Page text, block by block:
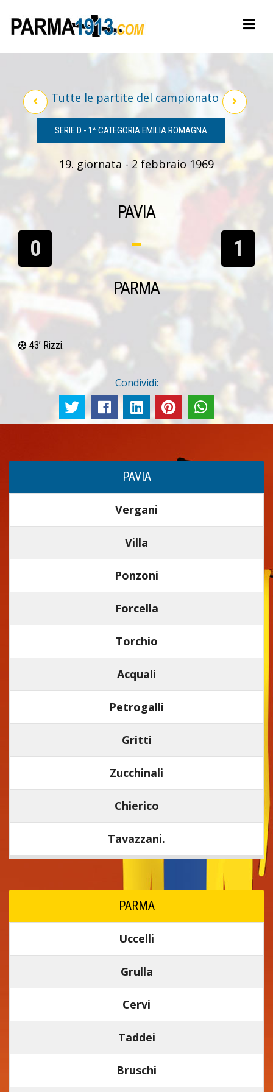
Tutte le partite del campionato
SERIE D - 1^ CATEGORIA EMILIA ROMAGNA
19. giornata - 2 febbraio 1969
PAVIA
0 1
PARMA
43’ Rizzi.
Condividi:
PAVIA
Vergani
Villa
Ponzoni
Forcella
Torchio
Acquali
Petrogalli
Gritti
Zucchinali
Chierico
Tavazzani.
PARMA
Uccelli
Grulla
Cervi
Taddei
Bruschi